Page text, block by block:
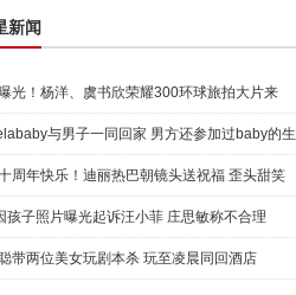
新闻
光！杨洋、虞书欣荣耀300环球旅拍大片来
值爆 与男子一同回家 男方还参加过baby的生
周年快乐！迪丽热巴朝镜头送祝福 歪头甜笑
满
孩子照片曝光起诉汪小菲 庄思敏称不合理
带两位美女玩剧本杀 玩至凌晨同回酒店